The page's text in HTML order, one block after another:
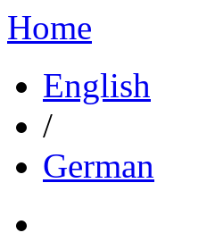
Home
English
/
German